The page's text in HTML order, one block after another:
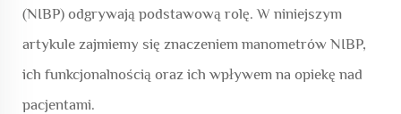
(NIBP) odgrywają podstawową rolę. W niniejszym
artykule zajmiemy się znaczeniem manometrów NIBP,
ich funkcjonalnością oraz ich wpływem na opiekę nad
pacjentami.